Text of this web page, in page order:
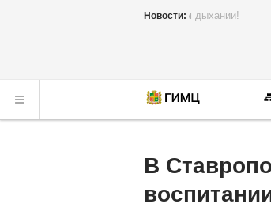
Новости: Семинар,
В